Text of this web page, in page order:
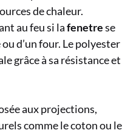
de chaleur.
au feu si lafenetrese
d’un four. Le polyester
grâce à sa résistance et
aux projections,
comme le coton ou le